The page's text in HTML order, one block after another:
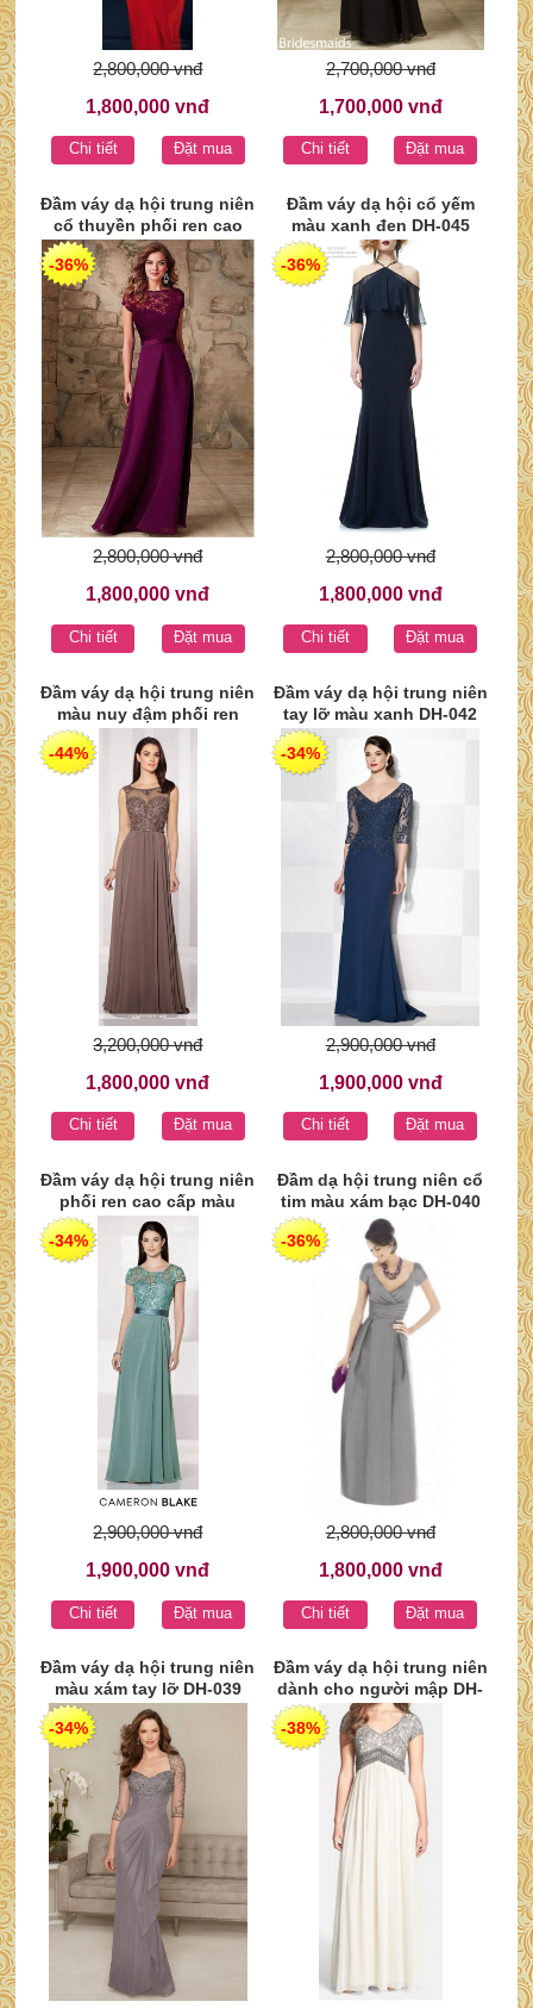
2,800,000 vnđ
1,800,000 vnđ
Chi tiết Đặt mua
2,700,000 vnđ
1,700,000 vnđ
Chi tiết Đặt mua
Đầm váy dạ hội trung niên
cổ thuyền phối ren cao
cấp màu tím DH-046
-36%
2,800,000 vnđ
1,800,000 vnđ
Chi tiết Đặt mua
Đầm váy dạ hội cổ yếm
màu xanh đen DH-045
-36%
2,800,000 vnđ
1,800,000 vnđ
Chi tiết Đặt mua
Đầm váy dạ hội trung niên
màu nuy đậm phối ren
sang trọng DH-043
-44%
3,200,000 vnđ
1,800,000 vnđ
Chi tiết Đặt mua
Đầm váy dạ hội trung niên
tay lỡ màu xanh DH-042
-34%
2,900,000 vnđ
1,900,000 vnđ
Chi tiết Đặt mua
Đầm váy dạ hội trung niên
phối ren cao cấp màu
xanh DH-041
-34%
2,900,000 vnđ
1,900,000 vnđ
Chi tiết Đặt mua
Đầm dạ hội trung niên cổ
tim màu xám bạc DH-040
-36%
2,800,000 vnđ
1,800,000 vnđ
Chi tiết Đặt mua
Đầm váy dạ hội trung niên
màu xám tay lỡ DH-039
-34%
Đầm váy dạ hội trung niên
dành cho người mập DH-
038
-38%